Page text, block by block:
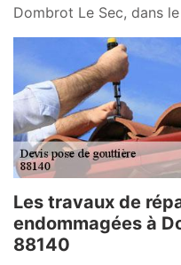
Dombrot Le Sec, dans
Les travaux de
endommagées à
88140